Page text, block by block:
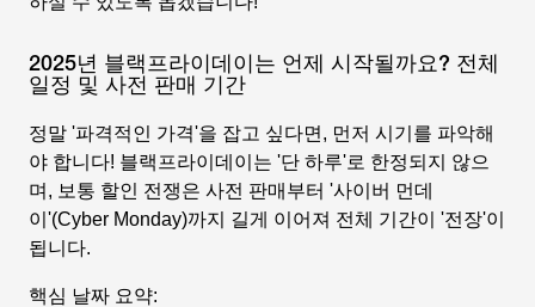
2025년 블랙프라이데이는 언제 시작될까요? 전체
일정 및 사전 판매 기간
정말 '파격적인 가격'을 잡고 싶다면, 먼저 시기를 파악해
야 합니다! 블랙프라이데이는 '단 하루'로 한정되지 않으
며, 보통 할인 전쟁은 사전 판매부터 '사이버 먼데
이'(Cyber Monday)까지 길게 이어져 전체 기간이 '전장'이
됩니다.
핵심 날짜 요약: